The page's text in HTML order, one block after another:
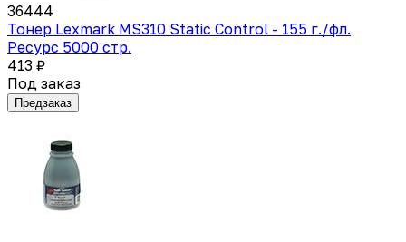
36444
Тонер Lexmark MS310 Static Control - 155 г./фл.
Ресурс 5000 стр.
413 ₽
Под заказ
Предзаказ